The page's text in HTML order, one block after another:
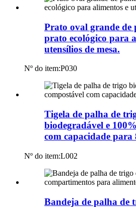
Prato oval grande de
prato ecológico para
utensílios de mesa.
Nº do item:P030
Tigela de palha de
biodegradável e
com capacidade para
Nº do item:L002
Bandeja de palha de